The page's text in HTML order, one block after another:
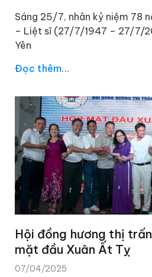
Sáng 25/7, nhân kỷ niệm 78
– Liệt sĩ (27/7/1947 – 27/7/
Yên
Đọc thêm...
Hội đồng hương thị
mặt đầu Xuân Ất Tỵ
07/04/2025